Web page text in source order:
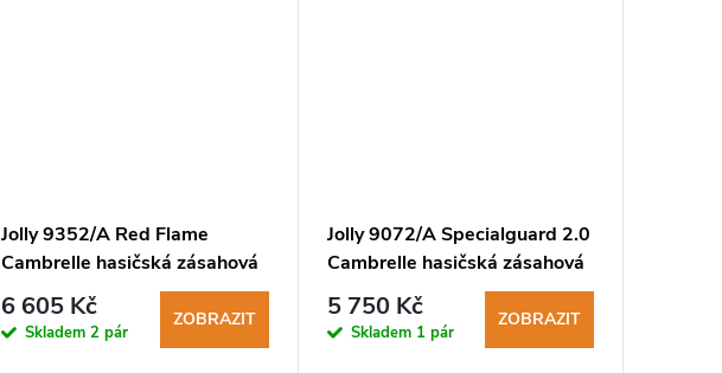
Jolly 9352/A Red Flame
Cambrelle hasičská zásahová
obuv
6 605 Kč
Skladem2 pár
ZOBRAZIT
Jolly 9072/A Specialguard 2.0
Cambrelle hasičská zásahová
obuv s rychlošněrováním
5 750 Kč
Skladem 1 pár
ZOBRAZIT